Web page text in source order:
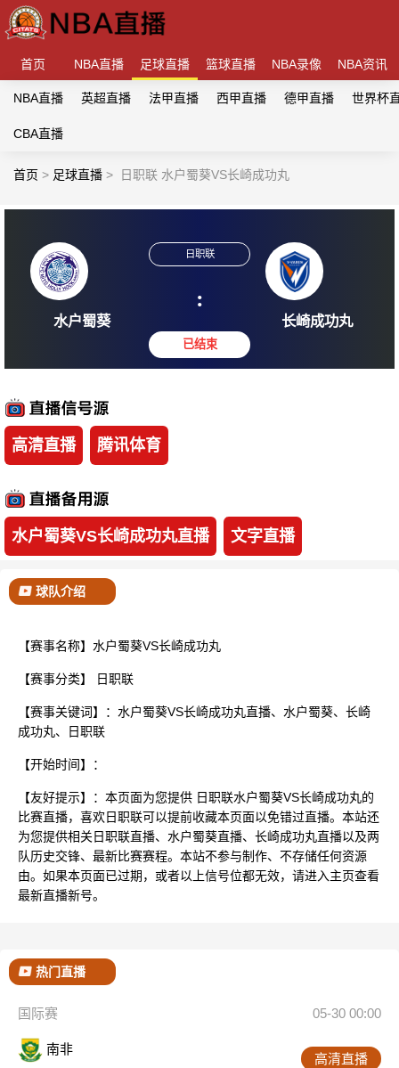
首页 NBA直播 足球直播 篮球直播 NBA录像 NBA资讯
NBA直播 英超直播 法甲直播 西甲直播 德甲直播 世界杯
CBA直播
首页 > 足球直播 > 日职联 水户蜀葵VS长崎成功丸
:
高清直播 腾讯体育
水户蜀葵VS长崎成功丸直播 文字直播
球队介绍
【赛事名称】水户蜀葵VS长崎成功丸
【赛事分类】 日职联
【赛事关键词】：水户蜀葵VS长崎成功丸直播、水户蜀葵、长崎
成功丸、日职联
【开始时间】：
【友好提示】：本页面为您提供 日职联水户蜀葵VS长崎成功丸的
比赛直播，喜欢日职联可以提前收藏本页面以免错过直播。本站还
为您提供相关日职联直播、水户蜀葵直播、长崎成功丸直播以及两
队历史交锋、最新比赛赛程。本站不参与制作、不存储任何资源
由。如果本页面已过期，或者以上信号位都无效，请进入主页查看
最新直播新号。
热门直播
国际赛 05-30 00:00
南非
高清直播